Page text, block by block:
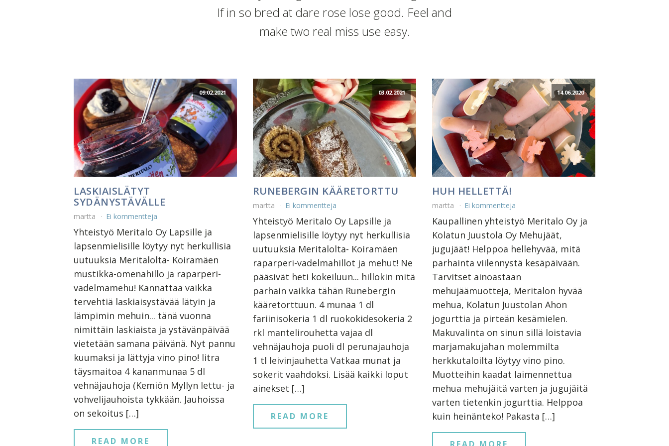
If in so bred at dare rose lose good. Feel and
make two real miss use easy.
09.02.2021
LASKIAISLÄTYT
SYDÄNYSTÄVÄLLE
martta Ei kommentteja
Yhteistyö Meritalo Oy Lapsille ja
lapsenmielisille löytyy nyt herkullisia
uutuuksia Meritalolta- Koiramäen
mustikka-omenahillo ja raparperi-
vadelmamehu! Kannattaa vaikka
tervehtiä laskiaisystävää lätyin ja
lämpimin mehuin... tänä vuonna
nimittäin laskiaista ja ystävänpäivää
vietetään samana päivänä. Nyt pannu
kuumaksi ja lättyja vino pino! litra
täysmaitoa 4 kananmunaa 5 dl
vehnäjauhoja (Kemiön Myllyn lettu- ja
vohvelijauhoista tykkään. Jauhoissa
on sekoitus […]
READ MORE
03.02.2021
RUNEBERGIN KÄÄRETORTTU
martta Ei kommentteja
Yhteistyö Meritalo Oy Lapsille ja
lapsenmielisille löytyy nyt herkullisia
uutuuksia Meritalolta- Koiramäen
raparperi-vadelmahillot ja mehut! Ne
pääsivät heti kokeiluun... hillokin mitä
parhain vaikka tähän Runebergin
kääretorttuun. 4 munaa 1 dl
fariinisokeria 1 dl ruokokidesokeria 2
rkl mantelirouhetta vajaa dl
vehnäjauhoja puoli dl perunajauhoja
1 tl leivinjauhetta Vatkaa munat ja
sokerit vaahdoksi. Lisää kaikki loput
ainekset […]
READ MORE
14.06.2020
HUH HELLETTÄ!
martta Ei kommentteja
Kaupallinen yhteistyö Meritalo Oy ja
Kolatun Juustola Oy Mehujäät,
jugujäät! Helppoa hellehyvää, mitä
parhainta viilennystä kesäpäivään.
Tarvitset ainoastaan
mehujäämuotteja, Meritalon hyvää
mehua, Kolatun Juustolan Ahon
jogurttia ja pirteän kesämielen.
Makuvalinta on sinun sillä loistavia
marjamakujahan molemmilta
herkkutaloilta löytyy vino pino.
Muotteihin kaadat laimennettua
mehua mehujäitä varten ja jugujäitä
varten tietenkin jogurttia. Helppoa
kuin heinänteko! Pakasta […]